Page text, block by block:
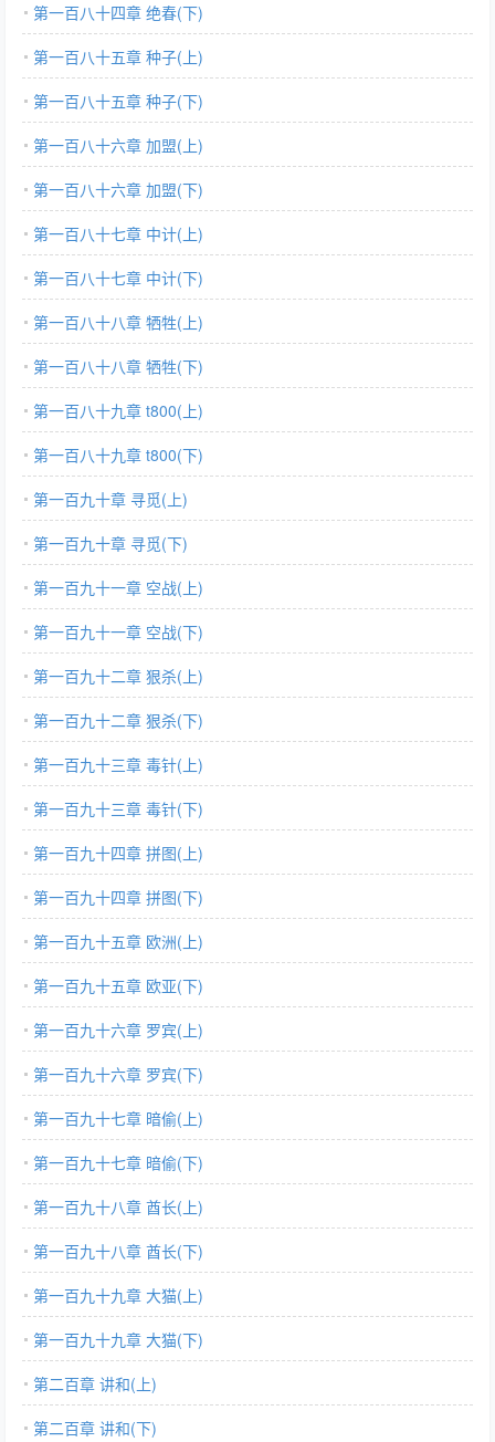
第一百八十四章 绝春(下)
第一百八十五章 种子(上)
第一百八十五章 种子(下)
第一百八十六章 加盟(上)
第一百八十六章 加盟(下)
第一百八十七章 中计(上)
第一百八十七章 中计(下)
第一百八十八章 牺牲(上)
第一百八十八章 牺牲(下)
第一百八十九章 t800(上)
第一百八十九章 t800(下)
第一百九十章 寻觅(上)
第一百九十章 寻觅(下)
第一百九十一章 空战(上)
第一百九十一章 空战(下)
第一百九十二章 狠杀(上)
第一百九十二章 狠杀(下)
第一百九十三章 毒针(上)
第一百九十三章 毒针(下)
第一百九十四章 拼图(上)
第一百九十四章 拼图(下)
第一百九十五章 欧洲(上)
第一百九十五章 欧亚(下)
第一百九十六章 罗宾(上)
第一百九十六章 罗宾(下)
第一百九十七章 暗偷(上)
第一百九十七章 暗偷(下)
第一百九十八章 酋长(上)
第一百九十八章 酋长(下)
第一百九十九章 大猫(上)
第一百九十九章 大猫(下)
第二百章 讲和(上)
第二百章 讲和(下)